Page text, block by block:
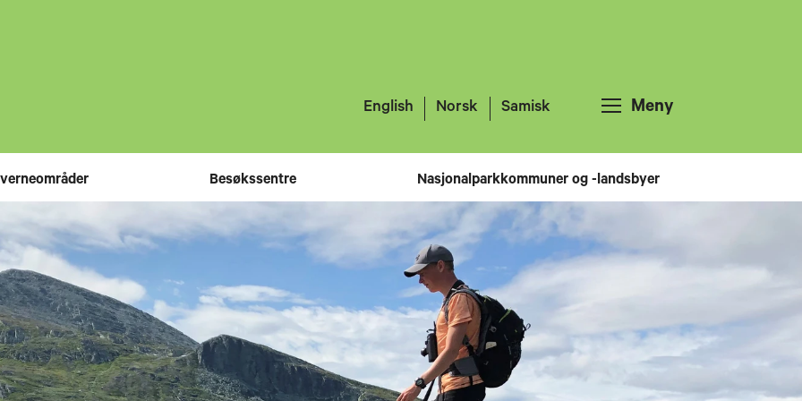
English Norsk Samisk Meny
Besøkssentre Nasjonalparkkommuner og -landsbyer